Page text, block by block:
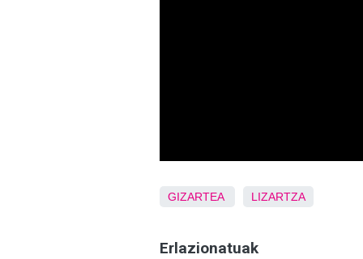
GIZARTEA LIZARTZA
Erlazionatuak